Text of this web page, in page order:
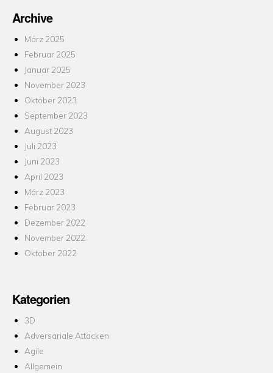
Archive
März 2025
Februar 2025
Januar 2025
November 2023
Oktober 2023
September 2023
August 2023
Juli 2023
Juni 2023
April 2023
März 2023
Februar 2023
Dezember 2022
November 2022
Oktober 2022
Kategorien
3D
Adversariale Attacken
Agile
Allgemein